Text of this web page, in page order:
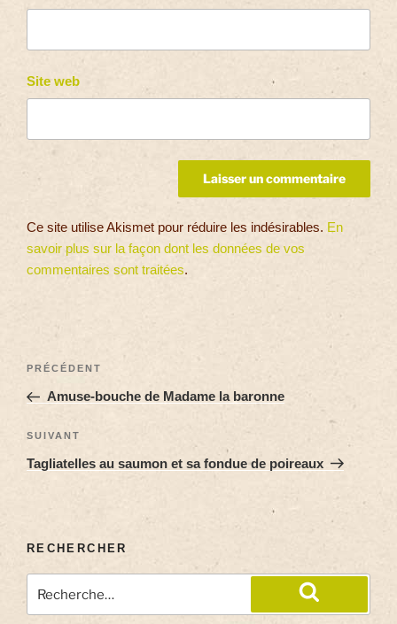
Site web
Ce site utilise Akismet pour réduire les indésirables. En
savoir plus sur la façon dont les données de vos
commentaires sont traitées.
PRÉCÉDENT
Amuse-bouche de Madame la baronne
SUIVANT
Tagliatelles au saumon et sa fondue de poireaux
RECHERCHER